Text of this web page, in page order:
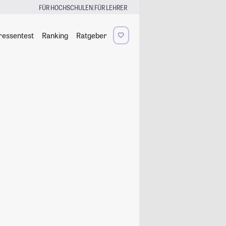
FÜR HOCHSCHULEN|FÜR LEHRER
Ranking Ratgeber